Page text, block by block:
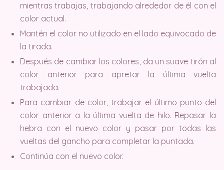
mientras trabajas, trabajando alrededor de él con el
color actual.
Mantén el color no utilizado en el lado equivocado de
la tirada.
Después de cambiar los colores, da un suave tirón al
color anterior para apretar la última vuelta
trabajada.
Para cambiar de color, trabajar el último punto del
color anterior a la última vuelta de hilo. Repasar la
hebra con el nuevo color y pasar por todas las
vueltas del gancho para completar la puntada.
Continúa con el nuevo color.